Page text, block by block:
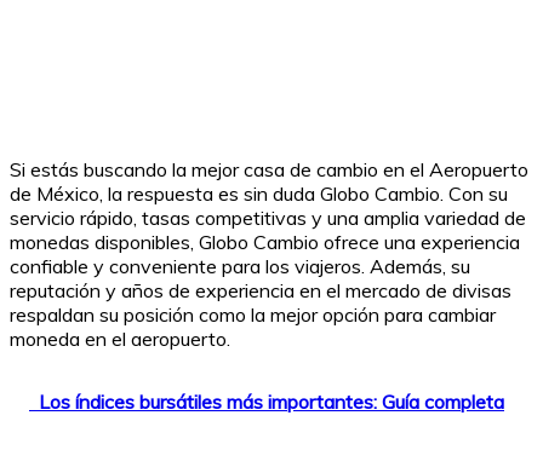
Si estás buscando la mejor casa de cambio en el Aeropuerto
de México, la respuesta es sin duda Globo Cambio. Con su
servicio rápido, tasas competitivas y una amplia variedad de
monedas disponibles, Globo Cambio ofrece una experiencia
confiable y conveniente para los viajeros. Además, su
reputación y años de experiencia en el mercado de divisas
respaldan su posición como la mejor opción para cambiar
moneda en el aeropuerto.
Los índices bursátiles más importantes: Guía completa